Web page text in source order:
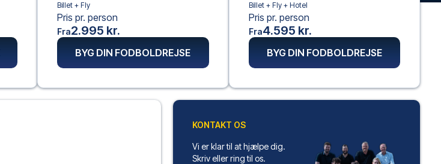
Billet + Fly
Pris pr. person
Fra2.995 kr.
BYG DIN FODBOLDREJSE
Billet + Fly+ Hotel
Pris pr. person
Fra4.595 kr.
BYG DIN FODBOLDREJSE
KONTAKT OS
Vi er klar til at hjælpe dig.
Skriv eller ring til os.